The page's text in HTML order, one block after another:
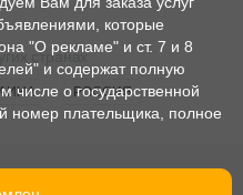
странах
РОССИЯ
которые
"О рекламе" и ст. 7 и 8
и содержат полную
числе о государственной
номер плательщика, полное